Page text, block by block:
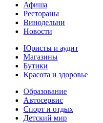
Афиша
Рестораны
Винодельни
Новости
Юристы и аудит
Магазины
Бутики
Красота и здоровье
Образование
Автосервис
Спорт и отдых
Детский мир